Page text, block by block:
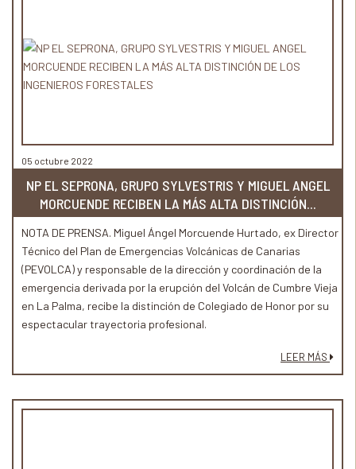
05 octubre 2022
NP EL SEPRONA, GRUPO SYLVESTRIS Y MIGUEL ANGEL
MORCUENDE RECIBEN LA MÁS ALTA DISTINCIÓN...
NOTA DE PRENSA. Miguel Ángel Morcuende Hurtado, ex Director
Técnico del Plan de Emergencias Volcánicas de Canarias
(PEVOLCA) y responsable de la dirección y coordinación de la
emergencia derivada por la erupción del Volcán de Cumbre Vieja
en La Palma, recibe la distinción de Colegiado de Honor por su
espectacular trayectoria profesional.
LEER MÁS